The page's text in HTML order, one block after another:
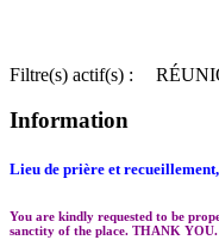
Filtre(s) actif(s) :
Information
Lieu de prière et
You are kindly requested to be
sanctity of the place. THANK YOU.